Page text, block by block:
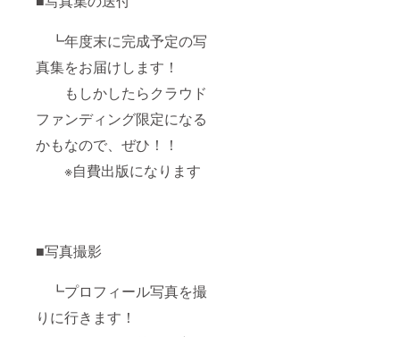
┗年度末に完成予定の写
真集をお届けします！
もしかしたらクラウド
ファンディング限定になる
かもなので、ぜひ！！
※自費出版になります
■写真撮影
┗プロフィール写真を撮
りに行きます！